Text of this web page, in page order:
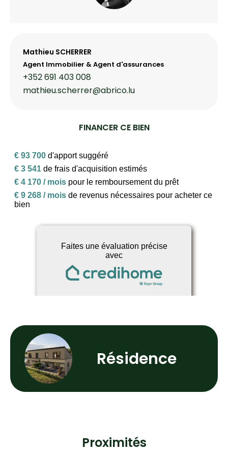
Mathieu SCHERRER
Agent Immobilier & Agent d'assurances
+352 691 403 008
mathieu.scherrer@abrico.lu
FINANCER CE BIEN
Résidence
Proximités